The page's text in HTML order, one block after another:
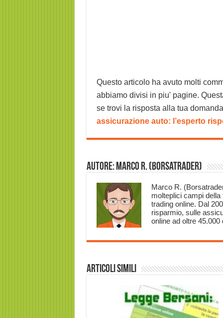
Questo articolo ha avuto molti
abbiamo divisi in piu' pagine.
se trovi la risposta alla tua
assicurazione auto: l’esperto
Autore: Marco R. (Borsatrader)
Marco R.
molteplici campi
trading online. Dal
risparmio, sulle
online ad oltre 45.000
Articoli Simili